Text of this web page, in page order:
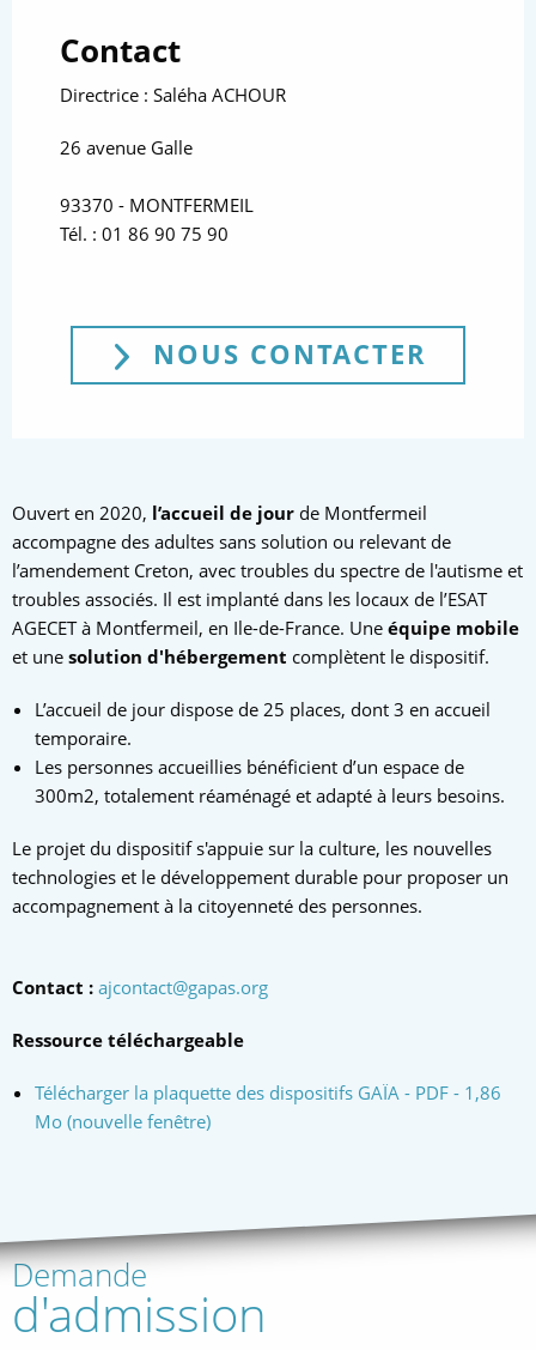
Contact
Directrice : Saléha ACHOUR
26 avenue Galle
93370 - MONTFERMEIL
Tél. : 01 86 90 75 90
NOUS CONTACTER
Ouvert en 2020, l’accueil de jour de Montfermeil
accompagne des adultes sans solution ou relevant de
l’amendement Creton, avec troubles du spectre de l'autisme et
troubles associés. Il est implanté dans les locaux de l’ESAT
AGECET à Montfermeil, en Ile-de-France. Une équipe mobile
et une solution d'hébergement complètent le dispositif.
L’accueil de jour dispose de 25 places, dont 3 en accueil
temporaire.
Les personnes accueillies bénéficient d’un espace de
300m2, totalement réaménagé et adapté à leurs besoins.
Le projet du dispositif s'appuie sur la culture, les nouvelles
technologies et le développement durable pour proposer un
accompagnement à la citoyenneté des personnes.
Contact : ajcontact@gapas.org
Ressource téléchargeable
Télécharger la plaquette des dispositifs GAÏA- PDF - 1,86
Mo (nouvelle fenêtre)
Demande
d'admission